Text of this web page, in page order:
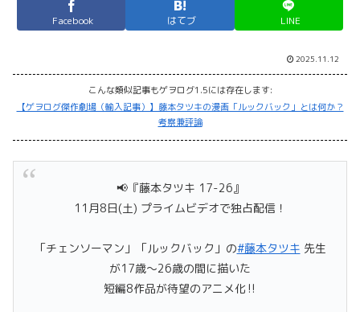
Facebook はてブ LINE
2025.11.12
こんな類似記事もゲヲログ1.5には存在します:
【ゲヲログ傑作劇場（輸入記事）】藤本タツキの漫画「ルックバック」とは何か？
考察兼評論
📢『藤本タツキ 17-26』
11月8日(土) プライムビデオで独占配信！
「チェンソーマン」「ルックバック」の#藤本タツキ 先生
が17歳～26歳の間に描いた
短編8作品が待望のアニメ化‼